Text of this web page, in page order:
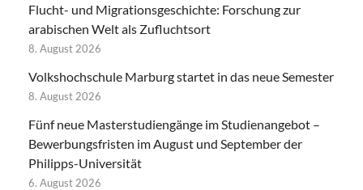
Flucht- und Migrationsgeschichte: Forschung zur
arabischen Welt als Zufluchtsort
8. August 2026
Volkshochschule Marburg startet in das neue Semester
8. August 2026
Fünf neue Masterstudiengänge im Studienangebot –
Bewerbungsfristen im August und September der
Philipps-Universität
6. August 2026